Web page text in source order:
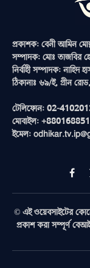
প্রকাশক: বেনী আমিন
সম্পাদক: মোঃ তাজবির
নির্বাহী সম্পাদক: নাহিদ
ঠিকানাঃ ৬৯/ই, গ্রীন
টেলিফোন: 02-
মোবাইল:
ইমেল:
© এই ওয়েবসাইটের
প্রকাশ করা সম্পূর্ণ